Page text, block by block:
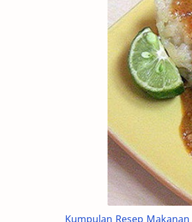
Kumpulan Resep Makanan